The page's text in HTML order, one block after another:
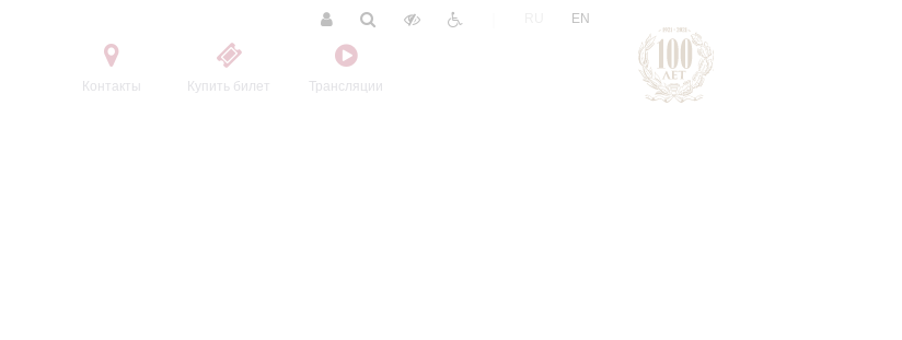
Контакты Купить билет Трансляции
EN